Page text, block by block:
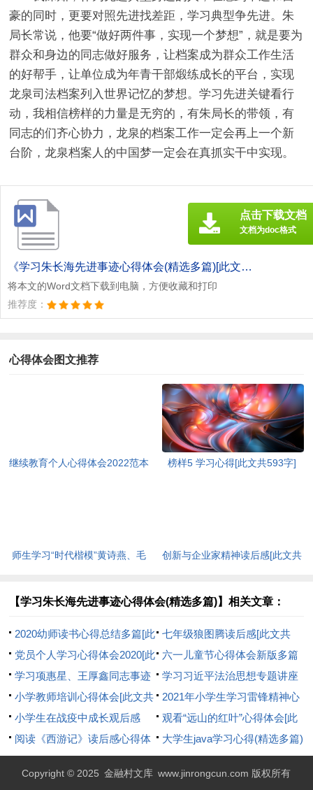
豪的同时，更要对照先进找差距，学习典型争先进。朱
局长常说，他要“做好两件事，实现一个梦想”，就是要为
群众和身边的同志做好服务，让档案成为群众工作生活
的好帮手，让单位成为年青干部煅练成长的平台，实现
龙泉司法档案列入世界记忆的梦想。学习先进关键看行
动，我相信榜样的力量是无穷的，有朱局长的带领，有
同志的们齐心协力，龙泉的档案工作一定会再上一个新
台阶，龙泉档案人的中国梦一定会在真抓实干中实现。
《学习朱长海先进事迹心得体会(精选多篇)[此文共7290字].doc》
将本文的Word文档下载到电脑，方便收藏和打印
推荐度：
点击下载文档
文档为doc格式
心得体会图文推荐
继续教育个人心得体会2022范本
榜样5 学习心得[此文共593字]
师生学习“时代楷模”黄诗燕、毛
1570字]
创新与企业家精神读后感[此文共
【学习朱长海先进事迹心得体会(精选多篇)】相关文章：
2020幼师读书心得总结多篇[此
文共5403字]
七年级狼图腾读后感[此文共
3533字]
党员个人学习心得体会2020[此
文共5616字]
六一儿童节心得体会新版多篇
[此文共2582字]
学习项惠星、王厚鑫同志事迹
心得体会[此文共696字]
学习习近平法治思想专题讲座
的心得体会[此文共673字]
小学教师培训心得体会[此文共
6998字]
2021年小学生学习雷锋精神心
得体会文章[此文共2770字]
小学生在战疫中成长观后感
500字多篇[此文共2994字]
观看“远山的红叶”心得体会[此
文共6061字]
阅读《西游记》读后感心得体
会[此文共3565字]
大学生java学习心得(精选多篇)
[此文共17944字]
Copyright © 2025 金融村文库 www.jinrongcun.com 版权所有